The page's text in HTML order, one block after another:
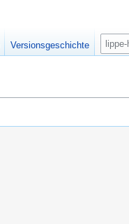
Versionsgeschichte
S
u
e